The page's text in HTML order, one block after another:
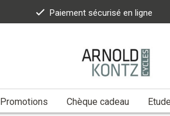
Paiement sécurisé en ligne
Promotions Chèque cadeau